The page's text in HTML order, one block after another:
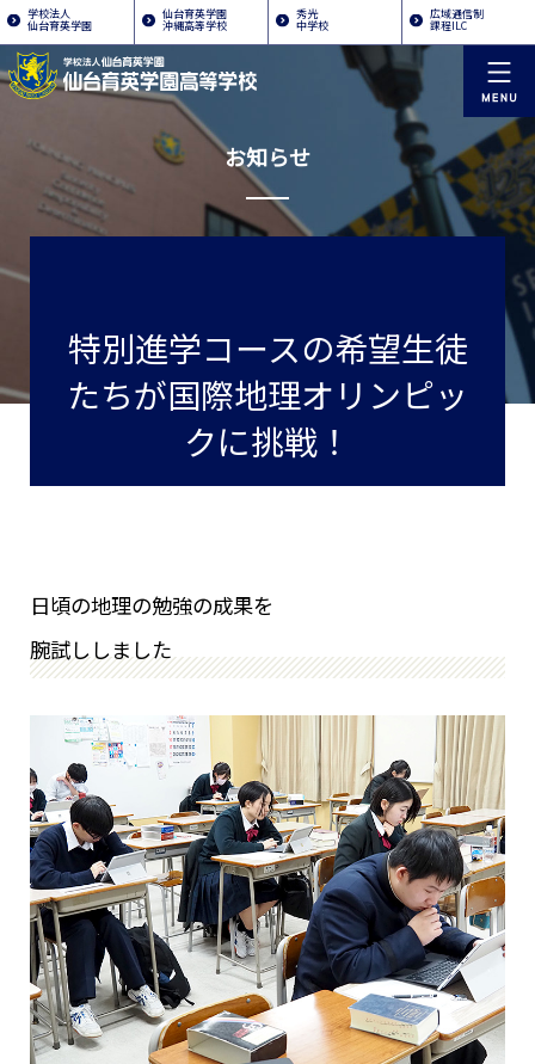
学校法人
仙台育英学園
仙台育英学園
沖縄高等学校
秀光
中学校
広域通信制
課程ILC
お知らせ
特別進学コースの希望生徒
たちが国際地理オリンピッ
クに挑戦！
日頃の地理の勉強の成果を
腕試ししました